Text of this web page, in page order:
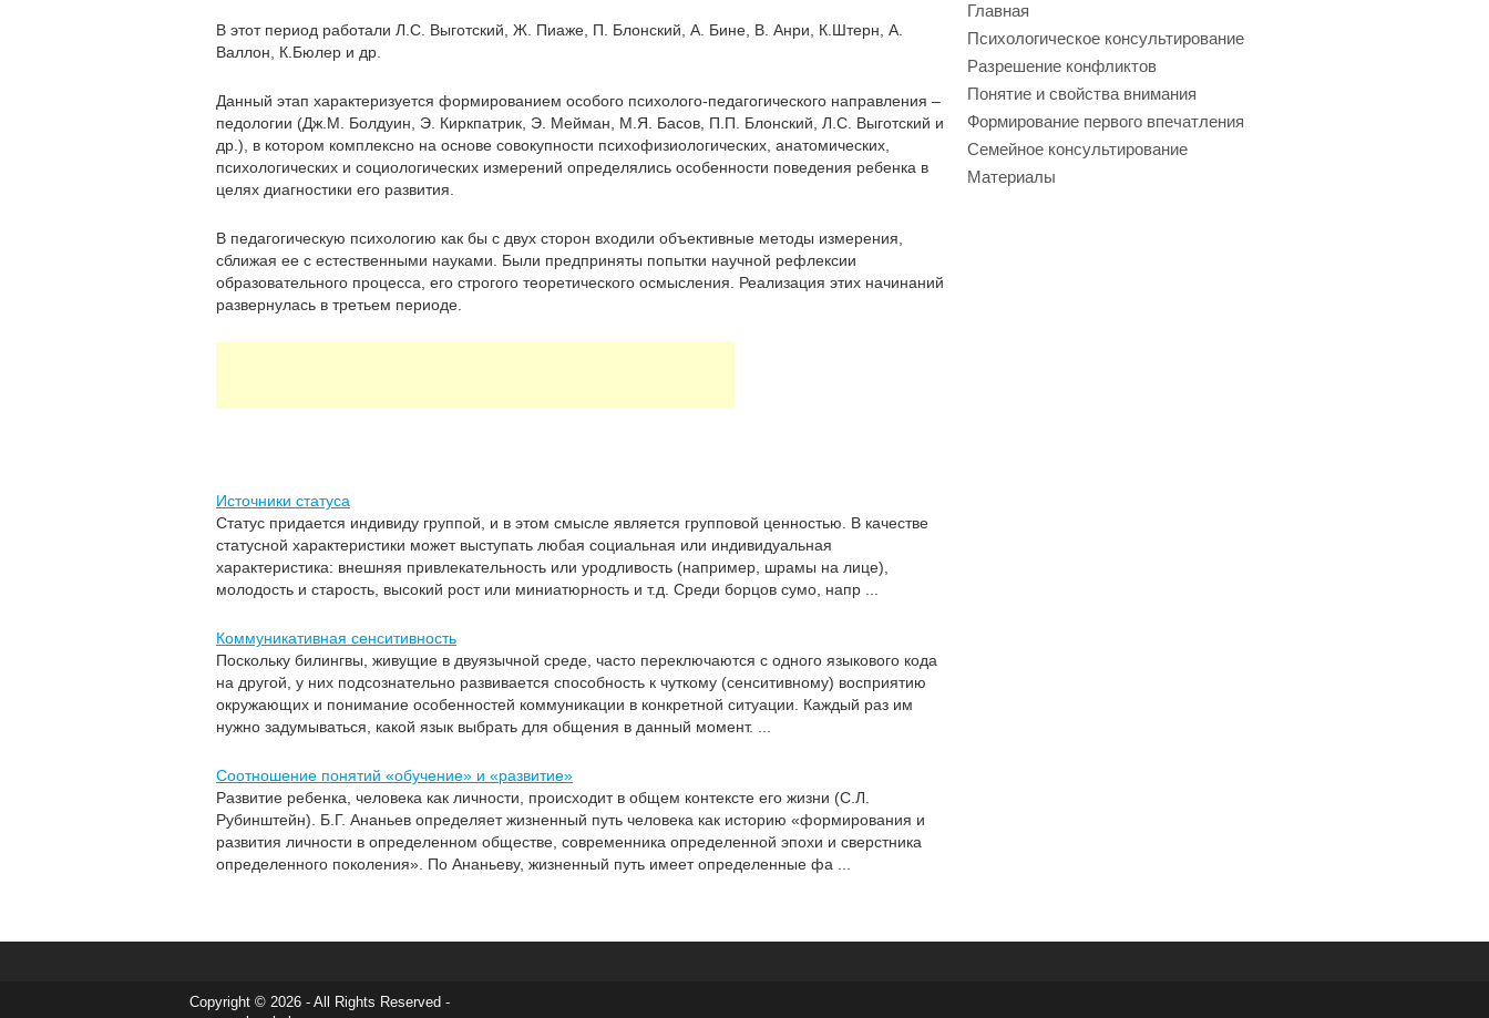
В этот период работали Л.С. Выготский, Ж. Пиаже, П. Блонский, А. Бине, В. Анри, К.Штерн, А.
Валлон, К.Бюлер и др.
Данный этап характеризуется формированием особого психолого-педагогического направления –
педологии (Дж.М. Болдуин, Э. Киркпатрик, Э. Мейман, М.Я. Басов, П.П. Блонский, Л.С. Выготский и
др.), в котором комплексно на основе совокупности психофизиологических, анатомических,
психологических и социологических измерений определялись особенности поведения ребенка в
целях диагностики его развития.
В педагогическую психологию как бы с двух сторон входили объективные методы измерения,
сближая ее с естественными науками. Были предприняты попытки научной рефлексии
образовательного процесса, его строгого теоретического осмысления. Реализация этих начинаний
развернулась в третьем периоде.
Источники статуса
Статус придается индивиду группой, и в этом смысле является групповой ценностью. В качестве
статусной характеристики может выступать любая социальная или индивидуальная
характеристика: внешняя привлекательность или уродливость (например, шрамы на лице),
молодость и старость, высокий рост или миниатюрность и т.д. Среди борцов сумо, напр ...
Коммуникативная сенситивность
Поскольку билингвы, живущие в двуязычной среде, часто переключаются с одного языкового кода
на другой, у них подсознательно развивается способность к чуткому (сенситивному) восприятию
окружающих и понимание особенностей коммуникации в конкретной ситуации. Каждый раз им
нужно задумываться, какой язык выбрать для общения в данный момент. ...
Соотношение понятий «обучение» и «развитие»
Развитие ребенка, человека как личности, происходит в общем контексте его жизни (С.Л.
Рубинштейн). Б.Г. Ананьев определяет жизненный путь человека как историю «формирования и
развития личности в определенном обществе, современника определенной эпохи и сверстника
определенного поколения». По Ананьеву, жизненный путь имеет определенные фа ...
Главная
Психологическое консультирование
Разрешение конфликтов
Понятие и свойства внимания
Формирование первого впечатления
Семейное консультирование
Материалы
Copyright © 2026 - All Rights Reserved -